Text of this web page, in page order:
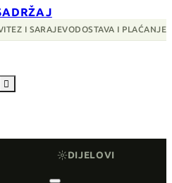
I SARAJEVODOSTAVA I PLAĆANJE

DIJELOVI